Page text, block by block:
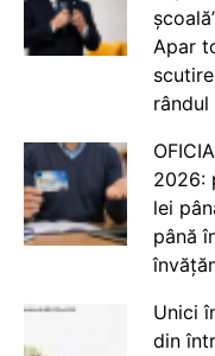
Apar
2026:
lei
până
Unici
din